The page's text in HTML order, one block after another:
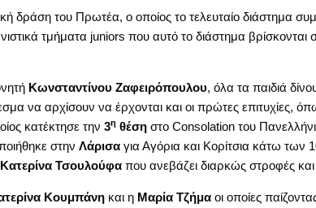
δράση του Πρωτέα, ο οποίος το τελευταίο διάστημα
τμήματα juniors που αυτό το διάστημα βρίσκονται
Κωνσταντίνου Ζαφειρόπουλου, όλα τα παιδιά
να αρχίσουν να έρχονται και οι πρώτες επιτυχίες,
κατέκτησε την 3η θέση στο Consolation του
στην Λάρισα για Αγόρια και Κορίτσια κάτω των
Κατερίνα Τσουλούφαπου ανεβάζει διαρκώς στροφές και
Κουμπάνηκαι η Μαρία Τζήμαοι οποίες